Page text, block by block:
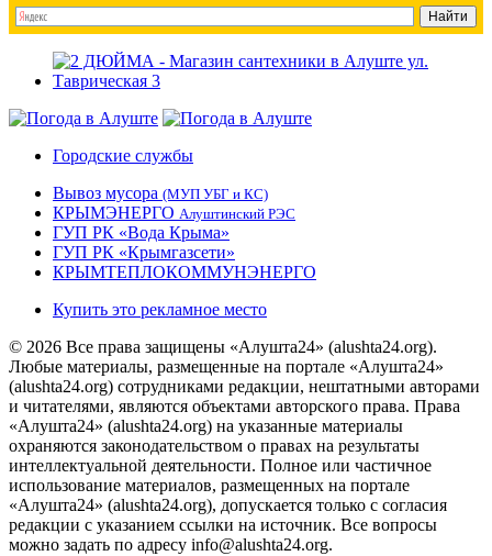
Городские службы
Вывоз мусора (МУП УБГ и КС)
КРЫМЭНЕРГО Алуштинский РЭС
ГУП РК «Вода Крыма»
ГУП РК «Крымгазсети»
КРЫМТЕПЛОКОММУНЭНЕРГО
Купить это рекламное место
© 2026 Все права защищены «Алушта24» (alushta24.org).
Любые материалы, размещенные на портале «Алушта24»
(alushta24.org) сотрудниками редакции, нештатными авторами
и читателями, являются объектами авторского права. Права
«Алушта24» (alushta24.org) на указанные материалы
охраняются законодательством о правах на результаты
интеллектуальной деятельности. Полное или частичное
использование материалов, размещенных на портале
«Алушта24» (alushta24.org), допускается только с согласия
редакции с указанием ссылки на источник. Все вопросы
можно задать по адресу info@alushta24.org.